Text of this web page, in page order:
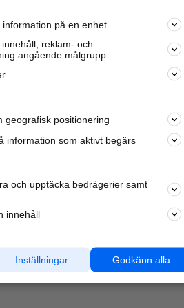
och 4 miljonerandra härliga
information om företag,
på en enhet
reklam- och
angående målgrupp
geografisk positionering
information som aktivt begärs
och upptäcka bedrägerier samt
innehåll
Godkänn alla
Inställningar